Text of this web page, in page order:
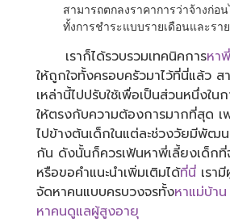
สามารถตกลงราคาการว่าจ้างก่อ
ทั้งการชำระแบบรายเดือนและรา
เราก็ได้รวบรวมเทคนิคการหา
ให้ถูกใจทั้งครอบครัวมาไว้ที่นี่แล้ว ส
เหล่านี้ไปปรับใช้เพื่อเป็นส่วนหนึ่งใน
ให้ตรงกับความต้องการมากที่สุด เ
ไปข้างต้นเด็กในแต่ละช่วงวัยมีพัฒ
กัน ดังนั้นก็ควรเฟ้นหาพี่เลี้ยงเด็กที่
หรือขอคำแนะนำเพิ่มเติมได้ที่นี่ เรา
จัดหาคนแบบครบวงจรทั้งหาแม่บ้าน
หาคนดูแลผู้สูงอายุ